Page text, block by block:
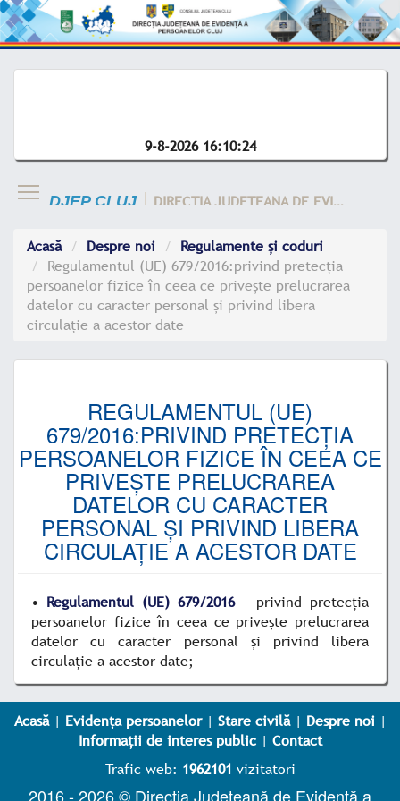
9-8-2026 16:10:24
DJEP CLUJ DIRECTIA JUDETEANA DE EVIDENTA A CLUJ
Acasă Despre noi
Regulamente și coduri
Regulamentul (UE) 679/2016:privind pretecția
persoanelor fizice în ceea ce privește prelucrarea
datelor cu caracter personal și privind libera
circulație a acestor date
REGULAMENTUL (UE)
679/2016:PRIVIND PRETECȚIA
PERSOANELOR FIZICE ÎN CEEA CE
PRIVEȘTE PRELUCRAREA
DATELOR CU CARACTER
PERSONAL ȘI PRIVIND LIBERA
CIRCULAȚIE A ACESTOR DATE
• Regulamentul (UE) 679/2016 - privind pretecția
persoanelor fizice în ceea ce privește prelucrarea
datelor cu caracter personal și privind libera
circulație a acestor date;
Acasă| Evidența persoanelor| Stare civilă| Despre noi|
Informații de interes public| Contact
Trafic web: 1962101 vizitatori
2016 - 2026 © Direcția Județeană de Evidență a